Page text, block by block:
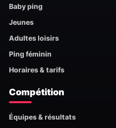
Baby ping
Jeunes
Adultes loisirs
Ping féminin
Horaires & tarifs
Compétition
Équipes & résultats